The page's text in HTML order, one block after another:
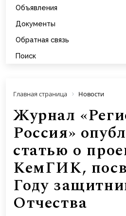
Объявления
Документы
Обратная связь
Поиск
Главная страница Новости
Журнал
Россия»
статью о
КемГИК,
Году
Отчества